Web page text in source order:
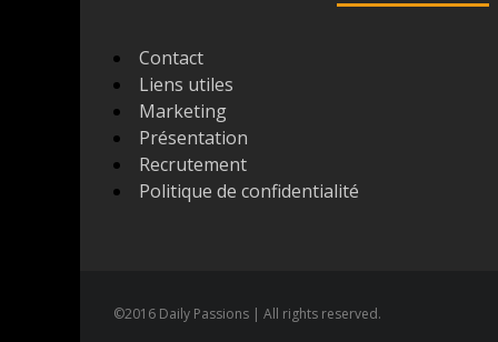
Contact
Liens utiles
Marketing
Présentation
Recrutement
Politique de confidentialité
©2016 Daily Passions | All rights reserved.